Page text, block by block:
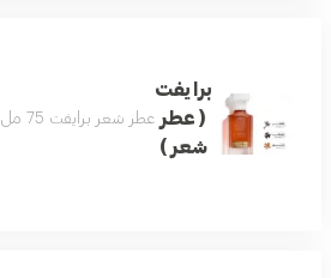
برايفت
( عطر
شعر )
عطر شعر برايفت 75 مل عطر راقي آسر مفعم بالتميز والتفرّد تفوح منه رائحة الخزامى واللوز لتولد إحساساً بالبهجة والراحة . مع نفحات من رائحة المرّ المفعم بالأحاسيس ورائحة التونكا الفاخرة والمميزة جداً لتضفي مزيداً من السخاء